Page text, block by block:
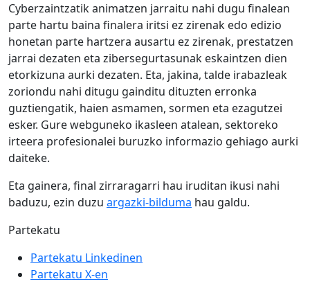
Cyberzaintzatik animatzen jarraitu nahi dugu finalean
parte hartu baina finalera iritsi ez zirenak edo edizio
honetan parte hartzera ausartu ez zirenak, prestatzen
jarrai dezaten eta zibersegurtasunak eskaintzen dien
etorkizuna aurki dezaten. Eta, jakina, talde irabazleak
zoriondu nahi ditugu gainditu dituzten erronka
guztiengatik, haien asmamen, sormen eta ezagutzei
esker. Gure webguneko ikasleen atalean, sektoreko
irteera profesionalei buruzko informazio gehiago aurki
daiteke.
Eta gainera, final zirraragarri hau iruditan ikusi nahi
baduzu, ezin duzu argazki-bilduma hau galdu.
Partekatu
Partekatu Linkedinen
Partekatu X-en